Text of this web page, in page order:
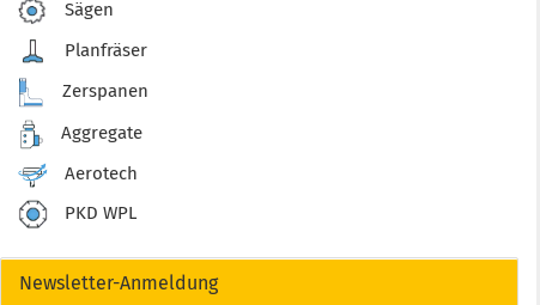
Sägen
Planfräser
Zerspanen
Aggregate
Aerotech
PKD WPL
Newsletter-Anmeldung